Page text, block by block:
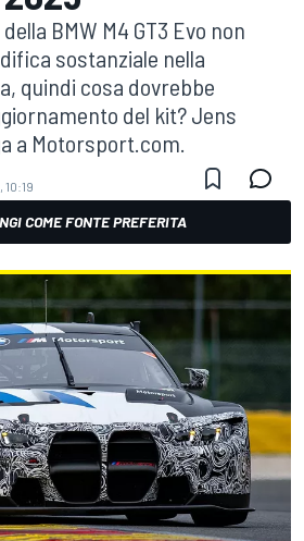
BMW M4 GT3 Evo non
sostanziale nella
quindi cosa dovrebbe
del kit? Jens
a Motorsport.com.
10:19
COME FONTE PREFERITA